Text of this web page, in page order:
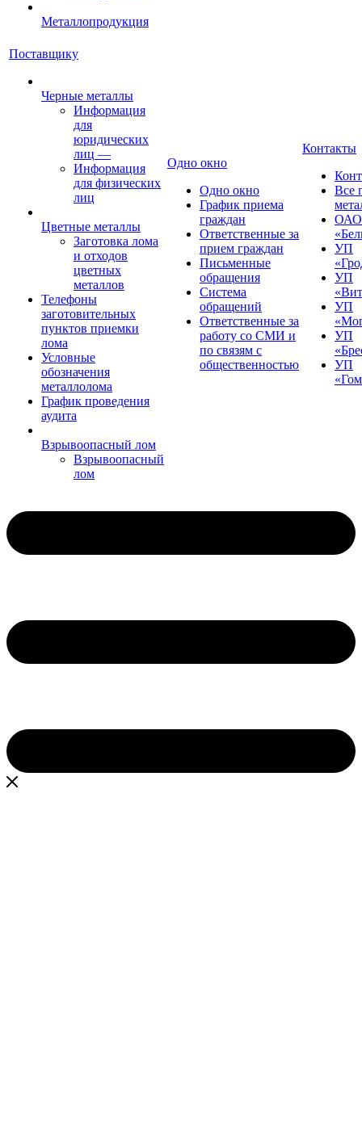
Металлопродукция
Поставщику
Черные металлы
Информация
для
юридических
лиц —
Информация
для физических
лиц
Цветные металлы
Заготовка лома
и отходов
цветных
металлов
Телефоны
заготовительных
пунктов приемки
лома
Условные
обозначения
металлолома
График проведения
аудита
Взрывоопасный лом
Взрывоопасный
лом
Одно окно
Одно окно
График приема
граждан
Ответственные за
прием граждан
Письменные
обращения
Система
обращений
Ответственные за
работу со СМИ и
по связям с
общественностью
Контакты
Все
ОАО
УП
УП
УП
УП
УП